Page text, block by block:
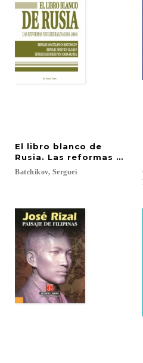
El libro blanco de
Rusia. Las reformas
Batchikov, Serguei